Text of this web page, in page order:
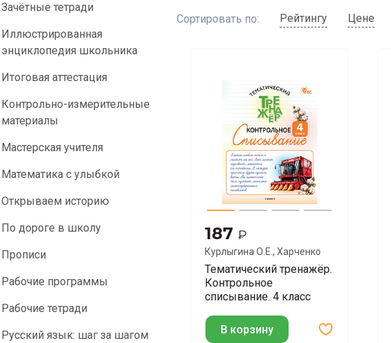
Зачётные тетради
Иллюстрированная
энциклопедия школьника
Итоговая аттестация
Контрольно-измерительные
материалы
Мастерская учителя
Математика с улыбкой
Открываем историю
По дороге в школу
Прописи
Рабочие программы
Рабочие тетради
Русский язык: шаг за шагом
Сортировать по: Рейтингу Цене
187₽
Курлыгина О.Е., Харченко
О.О.
Тематический тренажёр.
Контрольное
списывание. 4 класс
В корзину